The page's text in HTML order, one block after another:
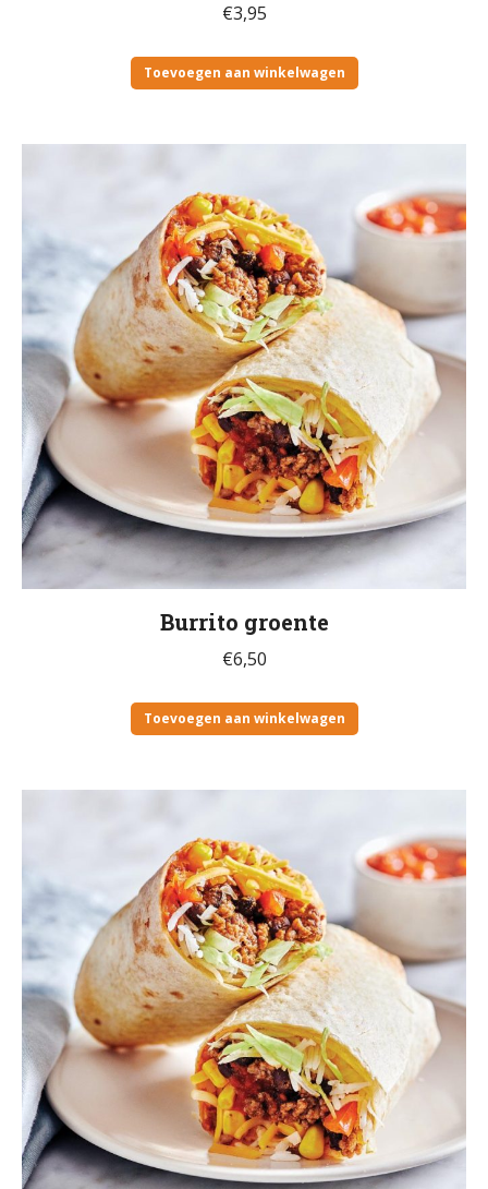
€3,95
Toevoegen aan winkelwagen
Burrito groente
€6,50
Toevoegen aan winkelwagen